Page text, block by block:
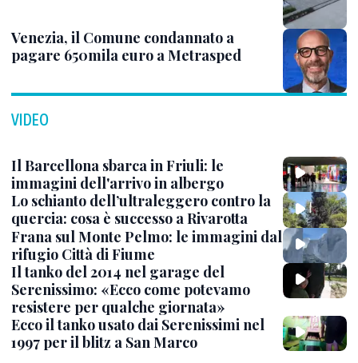
Venezia, il Comune condannato a
pagare 650mila euro a Metrasped
VIDEO
Il Barcellona sbarca in Friuli: le
immagini dell'arrivo in albergo
Lo schianto dell’ultraleggero contro la
quercia: cosa è successo a Rivarotta
Frana sul Monte Pelmo: le immagini dal
rifugio Città di Fiume
Il tanko del 2014 nel garage del
Serenissimo: «Ecco come potevamo
resistere per qualche giornata»
Ecco il tanko usato dai Serenissimi nel
1997 per il blitz a San Marco